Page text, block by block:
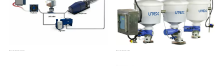
Sistema de alimentación neumática Sistema de alimentación orbital